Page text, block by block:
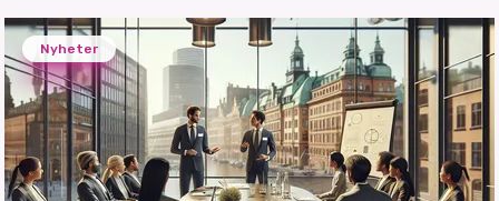
Nyheter